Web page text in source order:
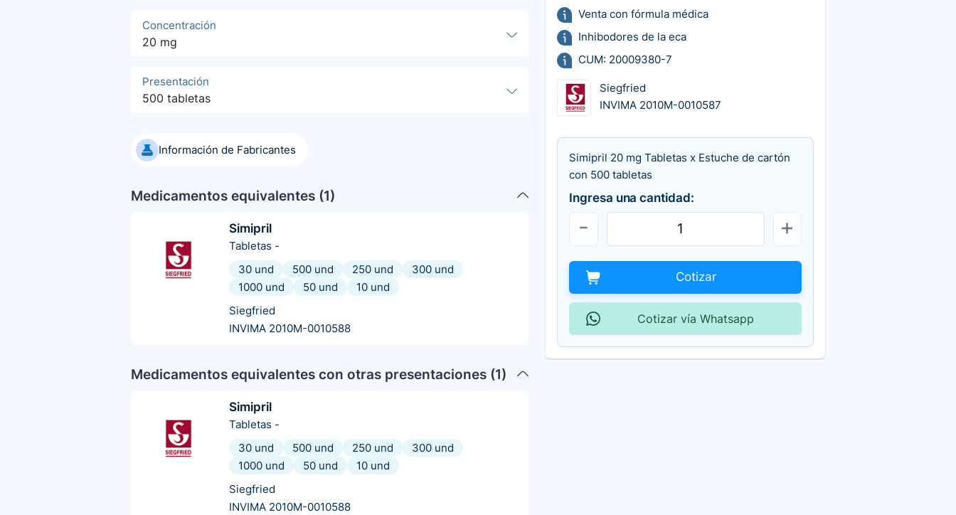
Concentración
20 mg
Presentación
500 tabletas
Información de Fabricantes
Medicamentos equivalentes (1)
Simipril
Tabletas -
30 und
500 und 250 und
300 und
1000 und
50 und
10 und
Siegfried
INVIMA 2010M-0010588
Medicamentos equivalentes con otras presentaciones (1)
Simipril
Tabletas -
30 und
500 und 250 und
300 und
1000 und
50 und
10 und
Siegfried
INVIMA 2010M-0010588
Venta con fórmula médica
Inhibodores de la eca
CUM: 20009380-7
Siegfried
INVIMA 2010M-0010587
Simipril 20 mg Tabletas x Estuche de cartón
con 500 tabletas
Ingresa una cantidad:
Cotizar
Cotizar vía Whatsapp